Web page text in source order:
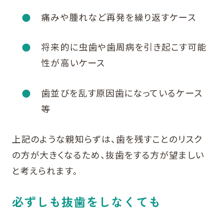
痛みや腫れなど再発を繰り返すケース
将来的に虫歯や歯周病を引き起こす可能
性が高いケース
歯並びを乱す原因歯になっているケース
等
上記のような親知らずは、歯を残すことのリスク
の方が大きくなるため、抜歯をする方が望ましい
と考えられます。
必ずしも抜歯をしなくても